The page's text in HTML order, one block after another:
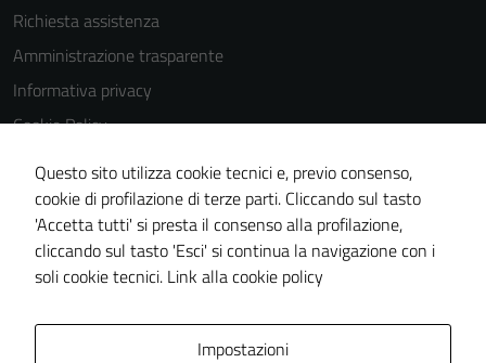
Richiesta assistenza
Amministrazione trasparente
Informativa privacy
Cookie Policy
Note legali
Dichiarazione di accessibilità
Piano di miglioramento del sito
Meccanismo di feedback
Questo sito utilizza cookie tecnici e, previo consenso,
cookie di profilazione di terze parti. Cliccando sul tasto
'Accetta tutti' si presta il consenso alla profilazione,
cliccando sul tasto 'Esci' si continua la navigazione con i
soli cookie tecnici. Link alla cookie policy
Impostazioni